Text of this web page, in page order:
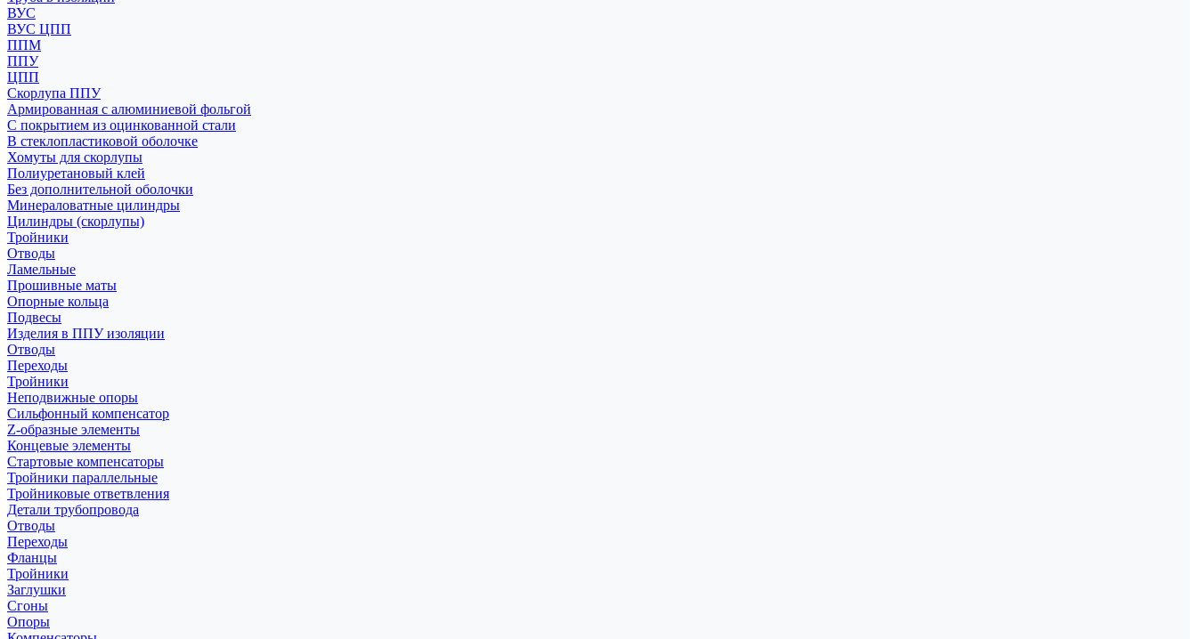
ВУС
ВУС ЦПП
ППМ
ППУ
ЦПП
Скорлупа ППУ
Армированная с алюминиевой фольгой
С покрытием из оцинкованной стали
В стеклопластиковой оболочке
Хомуты для скорлупы
Полиуретановый клей
Без дополнительной оболочки
Минераловатные цилиндры
Цилиндры (скорлупы)
Тройники
Отводы
Ламельные
Прошивные маты
Опорные кольца
Подвесы
Изделия в ППУ изоляции
Отводы
Переходы
Тройники
Неподвижные опоры
Cильфонный компенсатор
Z-образные элементы
Концевые элементы
Стартовые компенсаторы
Тройники параллельные
Тройниковые ответвления
Детали трубопровода
Отводы
Переходы
Фланцы
Тройники
Заглушки
Сгоны
Опоры